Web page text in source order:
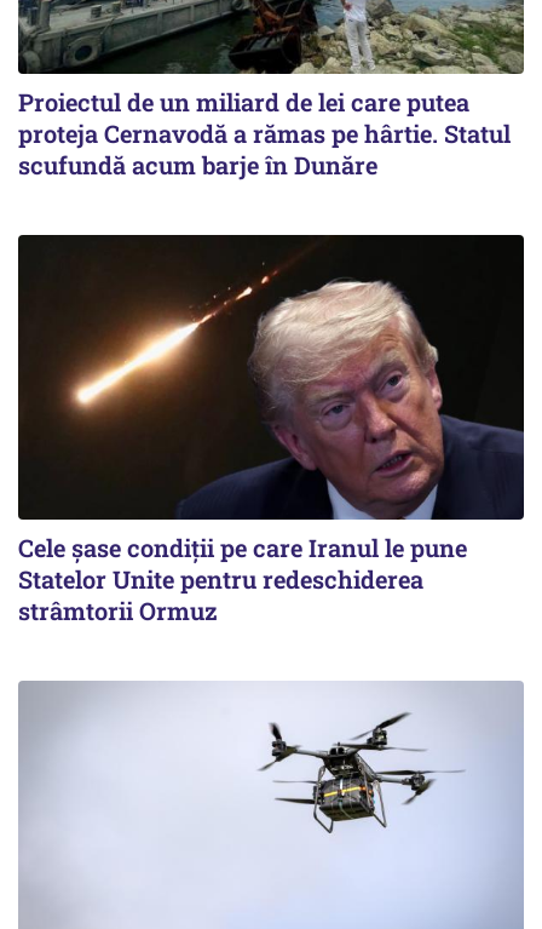
Proiectul de un miliard de lei care putea
proteja Cernavodă a rămas pe hârtie. Statul
scufundă acum barje în Dunăre
Cele șase condiții pe care Iranul le pune
Statelor Unite pentru redeschiderea
strâmtorii Ormuz